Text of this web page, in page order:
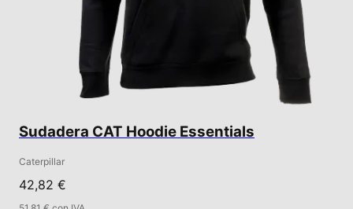
Sudadera CAT Hoodie Essentials
Caterpillar
42,82 €